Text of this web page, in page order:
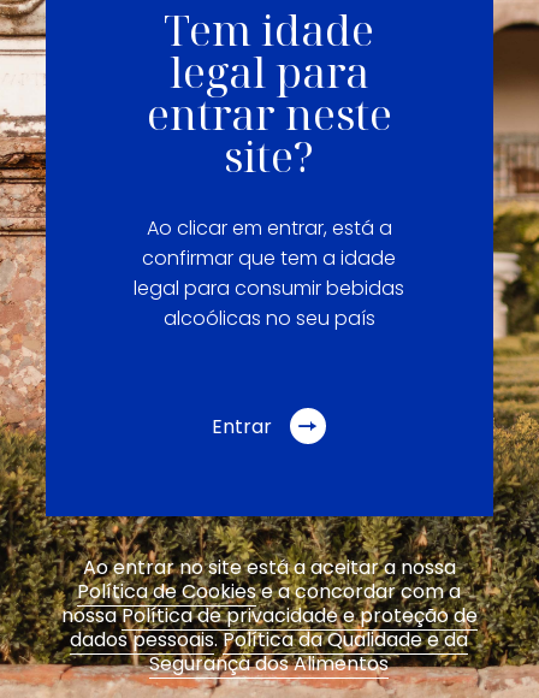
Tem idade
legal para
entrar neste
site?
Ao clicar em entrar, está a
confirmar que tem a idade
legal para consumir bebidas
alcoólicas no seu país
Entrar
Ao entrar no site está a aceitar a nossa
Política de Cookiese a concordar com a
nossaPolítica de privacidade e proteção de
dados pessoais.Política da Qualidade e da
Segurança dos Alimentos